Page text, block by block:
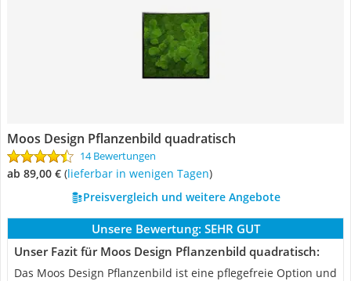
Moos Design Pflanzenbild quadratisch
14 Bewertungen
ab 89,00 € ( Lieferbar in wenigen Tagen)
Preisvergleich und weitere Angebote
Unsere Bewertung: SEHR GUT
Unser Fazit für Moos Design Pflanzenbild quadratisch:
Das Moos Design Pflanzenbild ist eine pflegefreie Option und